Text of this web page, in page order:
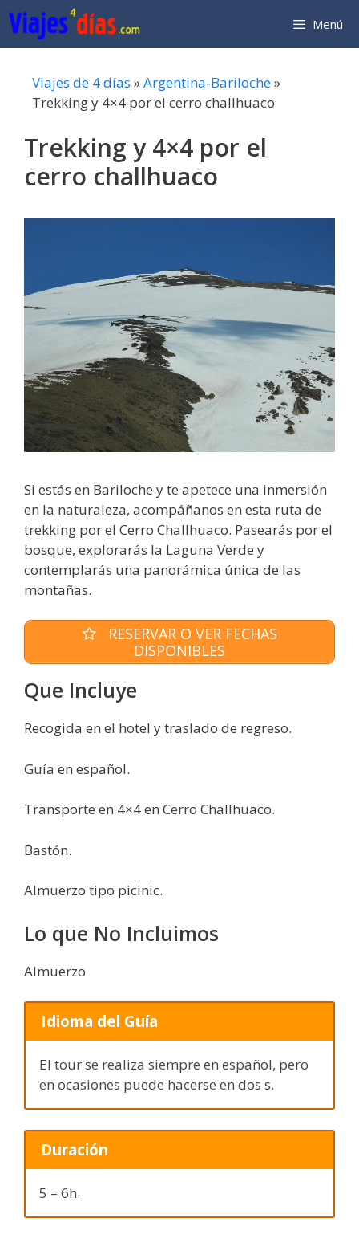
Saltar
al
contenido
Menú
Viajes de 4 días »Argentina-Bariloche»
Trekking y 4×4 por el cerro challhuaco
Trekking y 4×4 por el
cerro challhuaco
Si estás en Bariloche y te apetece una inmersión
en la naturaleza, acompáñanos en esta ruta de
trekking por el Cerro Challhuaco. Pasearás por el
bosque, explorarás la Laguna Verde y
contemplarás una panorámica única de las
montañas.
RESERVAR O VER FECHAS
DISPONIBLES
Que Incluye
Recogida en el hotel y traslado de regreso.
Guía en español.
Transporte en 4×4 en Cerro Challhuaco.
Bastón.
Almuerzo tipo picinic.
Lo que No Incluimos
Almuerzo
Idioma del Guía
El tour se realiza siempre en español, pero
en ocasiones puede hacerse en dos s.
Duración
5 – 6h.